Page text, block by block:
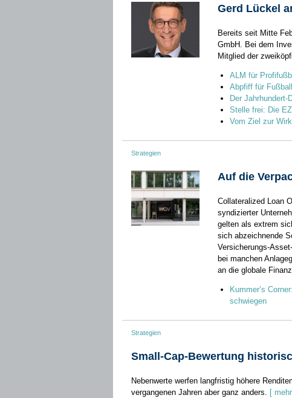
Gerd Lückel
Bereits seit Mitte
GmbH. Bei dem
Mitglied der
ALM für
Abpfiff für
Der Jahrhundert-
Stelle frei: Die
Vom Ziel zur
Strategien
Auf die
Collateralized Loan
syndizierter
gelten als extrem
sich abzeichnende
Versicherungs-
bei manchen
an die globale
Kummer’s
schwiegen
Strategien
Small-Cap-Bewertung
Nebenwerte werfen langfristig höhere
vergangenen Jahren aber ganz anders. [